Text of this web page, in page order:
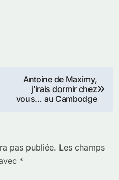
Antoine de Maximy,
j’irais dormir chez
vous… au Cambodge
pas publiée. Les champs
*